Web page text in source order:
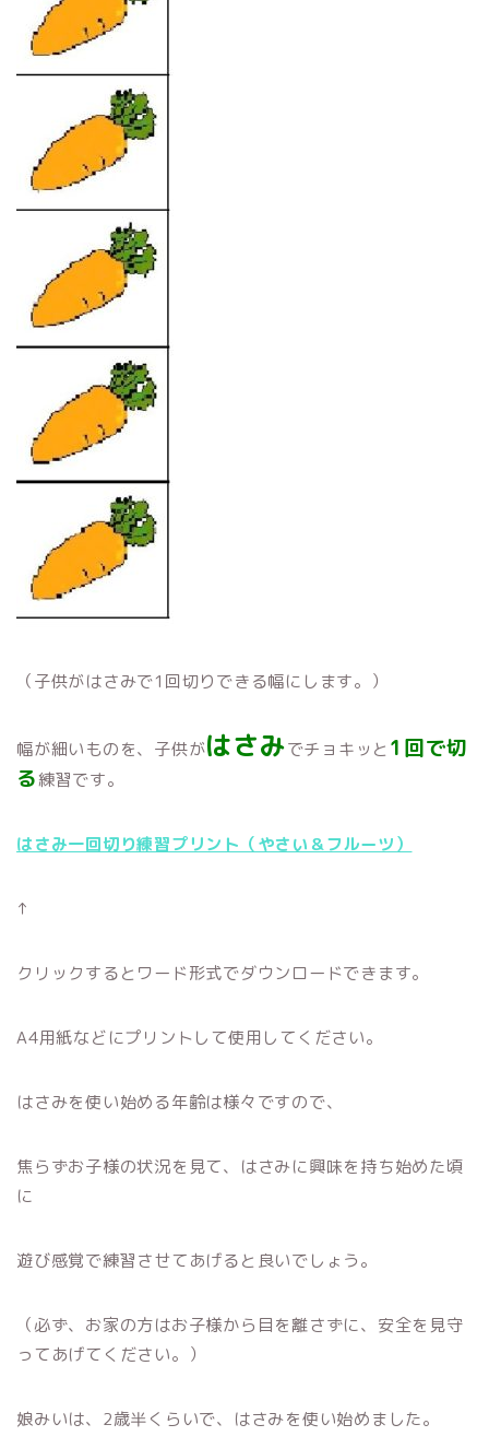
（子供がはさみで1回切りできる幅にします。）
幅が細いものを、子供がはさみでチョキッと 1回で切
る練習です。
はさみ一回切り練習プリント（やさい＆フルーツ）
↑
クリックするとワード形式でダウンロードできます。
A4用紙などにプリントして使用してください。
はさみを使い始める年齢は様々ですので、
焦らずお子様の状況を見て、はさみに興味を持ち始めた頃
に
遊び感覚で練習させてあげると良いでしょう。
（必ず、お家の方はお子様から目を離さずに、安全を見守
ってあげてください。）
娘みいは、2歳半くらいで、はさみを使い始めました。